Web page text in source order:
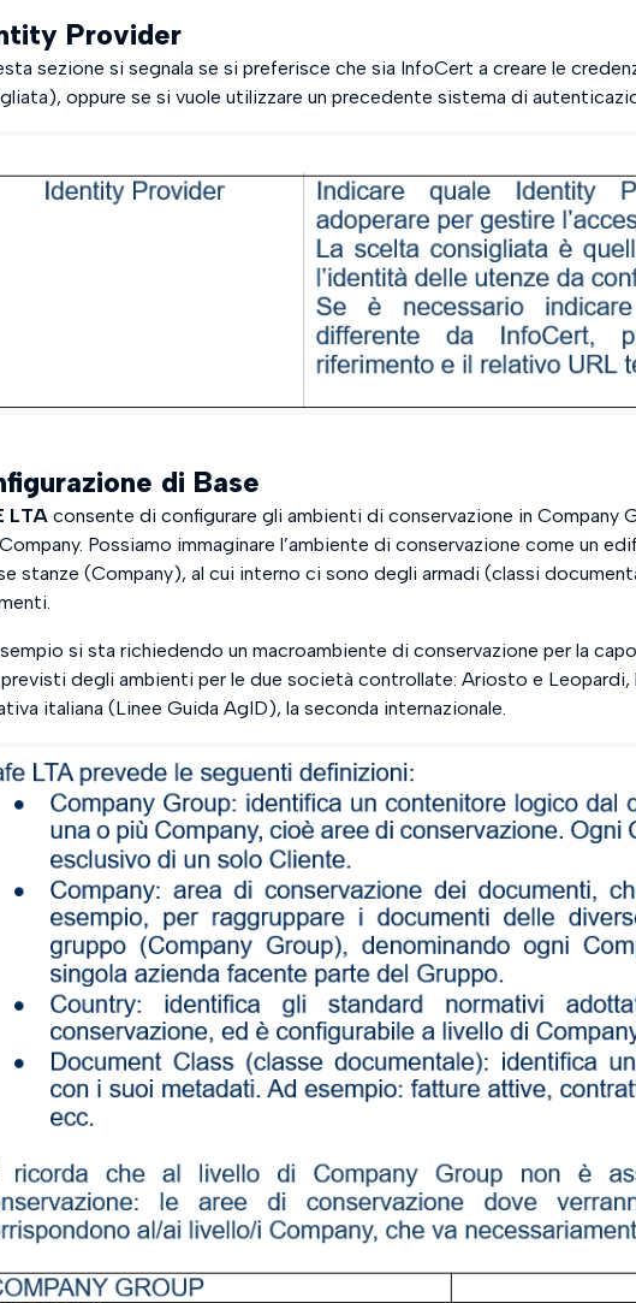
Provider
sezione si segnala se si preferisce che sia InfoCert a creare le
oppure se si vuole utilizzare un precedente sistema di
di Base
LTA consente di configurare gli ambienti di conservazione in Company
Possiamo immaginare l’ambiente di conservazione come un
stanze (Company), al cui interno ci sono degli armadi (classi
si sta richiedendo un macroambiente di conservazione per la
degli ambienti per le due società controllate: Ariosto e Leopardi,
italiana (Linee Guida AgID), la seconda internazionale.